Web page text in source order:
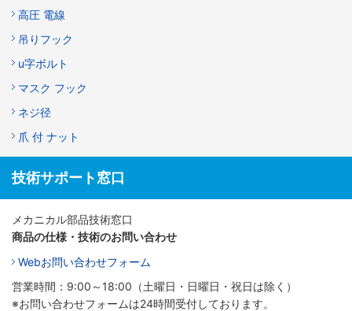
高圧 電線
吊りフック
u字ボルト
マスク フック
ネジ径
爪 付 ナット
技術サポート窓口
メカニカル部品技術窓口
商品の仕様・技術のお問い合わせ
Webお問い合わせフォーム
営業時間：9:00～18:00（土曜日・日曜日・祝日は除く）
※お問い合わせフォームは24時間受付しております。